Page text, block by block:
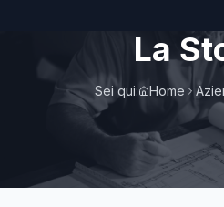
La
Sei qui: Home